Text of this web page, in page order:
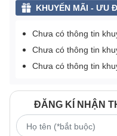
KHUYẾN MÃI - ƯU
Chưa có thông tin
Chưa có thông tin
Chưa có thông tin
ĐĂNG KÍ NHẬN